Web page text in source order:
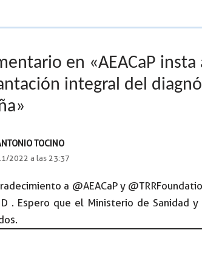
en «AEACaP
integral del
TOCINO
2022 a las 23:37
a @AEACaP y
. Espero que el Ministerio de Sanidad